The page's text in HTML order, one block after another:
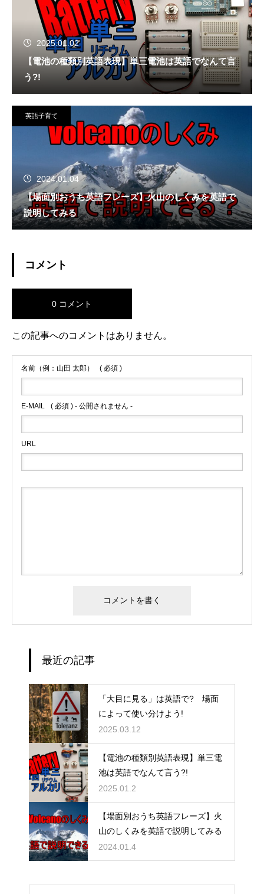
2025.01.02
【電池の種類別英語表現】単三電池は英語でなんて言
う?!
英語子育て
2024.01.04
【場面別おうち英語フレーズ】火山のしくみを英語で
説明してみる
コメント
0 コメント
この記事へのコメントはありません。
名前（例：山田 太郎） ( 必須 )
E-MAIL ( 必須 ) - 公開されません -
URL
最近の記事
「大目に見る」は英語で? 場面
によって使い分けよう!
2025.03.12
【電池の種類別英語表現】単三電
池は英語でなんて言う?!
2025.01.2
【場面別おうち英語フレーズ】火
山のしくみを英語で説明してみる
2024.01.4